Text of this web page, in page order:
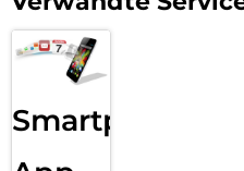
Smartphone